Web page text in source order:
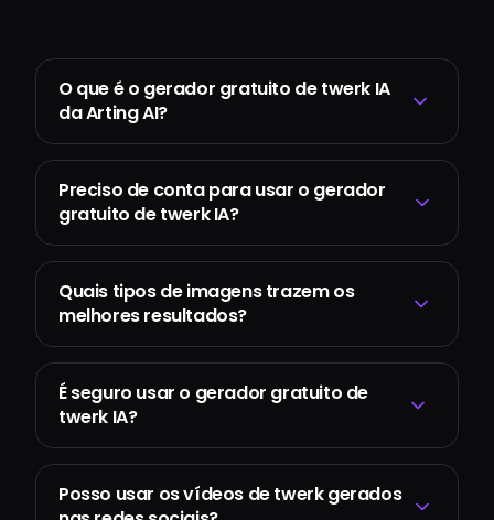
O que é o gerador gratuito de twerk IA
da Arting AI?
Preciso de conta para usar o gerador
gratuito de twerk IA?
Quais tipos de imagens trazem os
melhores resultados?
É seguro usar o gerador gratuito de
twerk IA?
Posso usar os vídeos de twerk gerados